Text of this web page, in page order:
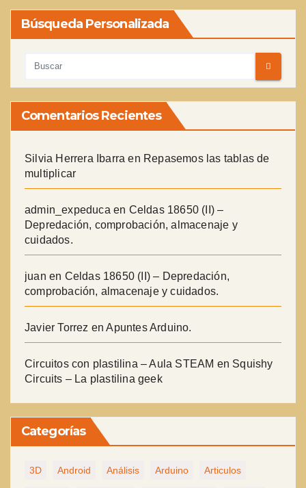
Búsqueda Personalizada
Comentarios Recientes
Silvia Herrera Ibarra en Repasemos las tablas de
multiplicar
admin_expeduca en Celdas 18650 (II) –
Depredación, comprobación, almacenaje y
cuidados.
juan en Celdas 18650 (II) – Depredación,
comprobación, almacenaje y cuidados.
Javier Torrez enApuntes Arduino.
Circuitos con plastilina – Aula STEAM en Squishy
Circuits – La plastilina geek
Categorías
3D Android Análisis Arduino Articulos